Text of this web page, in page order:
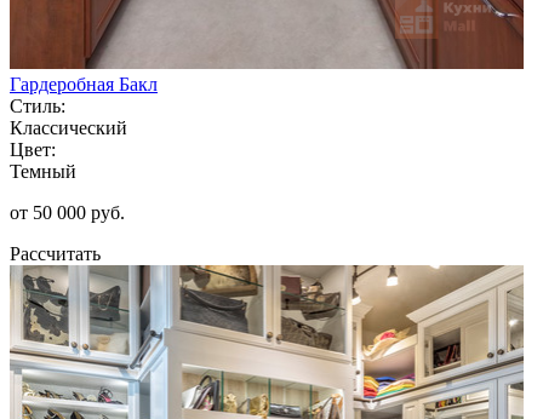
Гардеробная Бакл
Стиль:
Классический
Цвет:
Темный
от 50 000 руб.
Рассчитать